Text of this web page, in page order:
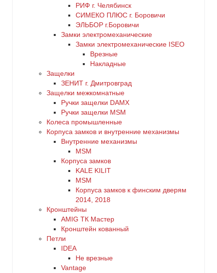
РИФ г. Челябинск
СИМЕКО ПЛЮС г. Боровичи
ЭЛЬБОР г.Боровичи
Замки электромеханические
Замки электромеханические ISEO
Врезные
Накладные
Защелки
ЗЕНИТ г. Дмитровград
Защелки межкомнатные
Ручки защелки DAMX
Ручки защелки MSM
Колеса промышленные
Корпуса замков и внутренние механизмы
Внутренние механизмы
MSM
Корпуса замков
KALE KILIT
MSM
Корпуса замков к финским дверям
2014, 2018
Кронштейны
AMIG ТК Мастер
Кронштейн кованный
Петли
IDEA
Не врезные
Vantage